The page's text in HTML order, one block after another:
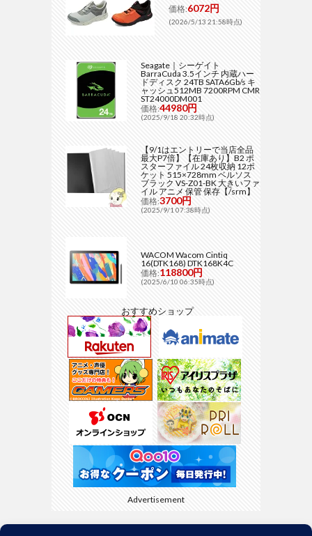
価格:6072円
(2026/5/13 21:58時点)
Seagate｜シーゲイト
BarraCuda 3.5インチ 内蔵ハー
ドディスク 24TB SATA6Gb/s キ
ャッシュ512MB 7200RPM CMR
ST24000DM001
価格:44980円
(2025/9/18 20:32時点)
【9/1はエントリーで当店全品
最大P7倍】【在庫あり】B2 ポ
スターファイル 24枚収納 12ポ
ケット 515×728mm ベルソス
ブラック VS-Z01-BK 大きいファ
イル アニメ 保管 保存【/srm】
価格:3700円
(2025/9/1 07:38時点)
WACOM Wacom Cintiq
16(DTK168) DTK168K4C
価格:118800円
(2025/6/10 06:35時点)
おすすめショップ
Advertisement